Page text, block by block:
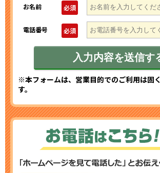
お名前 必須
電話番号 必須
※本フォームは、営業目的でのご利用は固
す。